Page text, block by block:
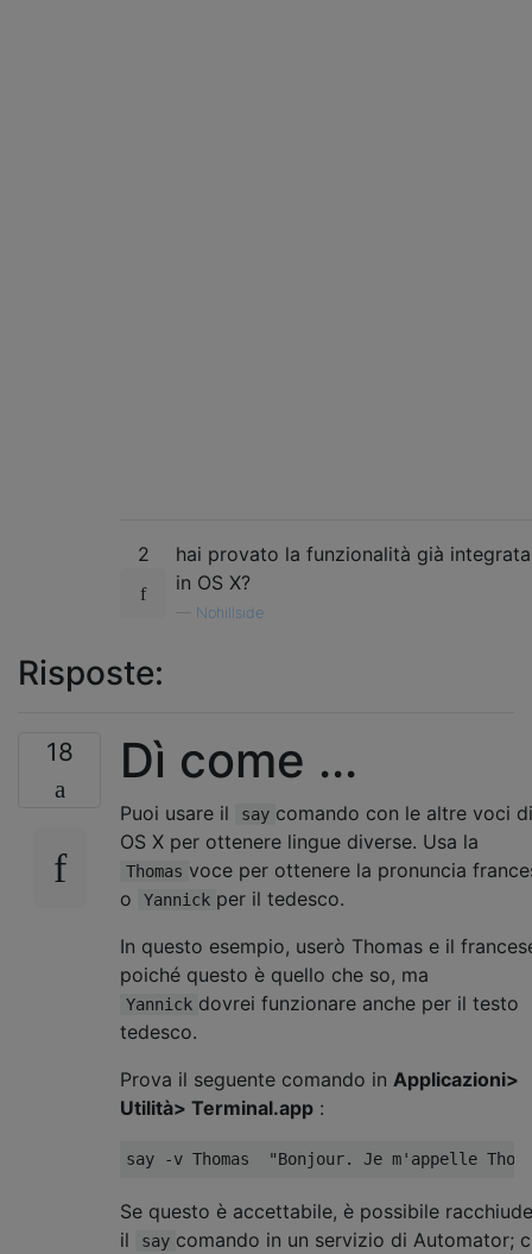
2
hai provato la funzionalità già integrata
in OS X?
Nohillside
Risposte:
18 Dì come ...
Puoi usare il say comando con le altre voci di
OS X per ottenere lingue diverse. Usa la
Thomas voce per ottenere la pronuncia
o
Yannick per il tedesco.
In questo esempio, userò Thomas e il
poiché questo è quello che so, ma
Yannick dovrei funzionare anche per il testo
tedesco.
Prova il seguente comando in Applicazioni>
Utilità> Terminal.app :
Se questo è accettabile, è possibile
il
say comando in un servizio di Automator;